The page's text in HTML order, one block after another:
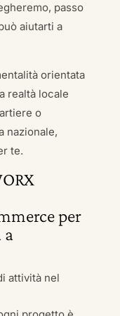
passo
aiutarti a
orientata
realtà locale
o
nazionale,
te.
per
a
attività nel